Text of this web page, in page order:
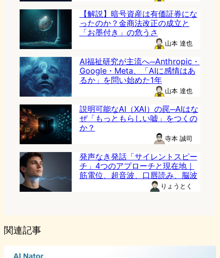
【解説】暗号資産は有価証券にな
ったのか？金商法改正の成立と
「お墨付き」の危うさ
山本 達也
AI福祉研究が主流へ─Anthropic・
Google・Meta、「AIに感情はあ
るか」を問い始めた1年
山本 達也
説明可能なAI（XAI）の罠─AIはな
ぜ「もっともらしい嘘」をつくの
か？
寺本 誠司
発声なき発話「サイレントスピー
チ」4つのアプローチと現在地｜
筋電位、超音波、口唇読み、脳波
りょうとく
関連記事